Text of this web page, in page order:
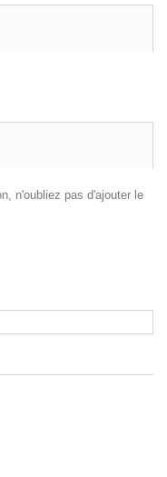
n'oubliez pas d'ajouter le